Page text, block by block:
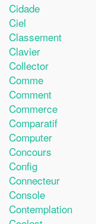
Cidade
Ciel
Classement
Clavier
Collector
Comme
Comment
Commerce
Comparatif
Computer
Concours
Config
Connecteur
Console
Contemplation